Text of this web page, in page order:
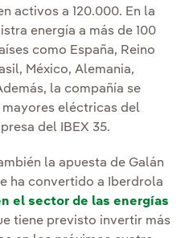
activos a 120.000. En la
energía a más de 100
como España, Reino
México, Alemania,
la compañía se
eléctricas del
del IBEX 35.
la apuesta de Galán
ha convertido a Iberdrola
el sector de las energías
tiene previsto invertir más